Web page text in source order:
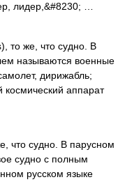
лидер,&#8230; …
то же, что судно. В
называются военные
дирижабль;
космический аппарат
что судно. В парусном
судно с полным
русском языке